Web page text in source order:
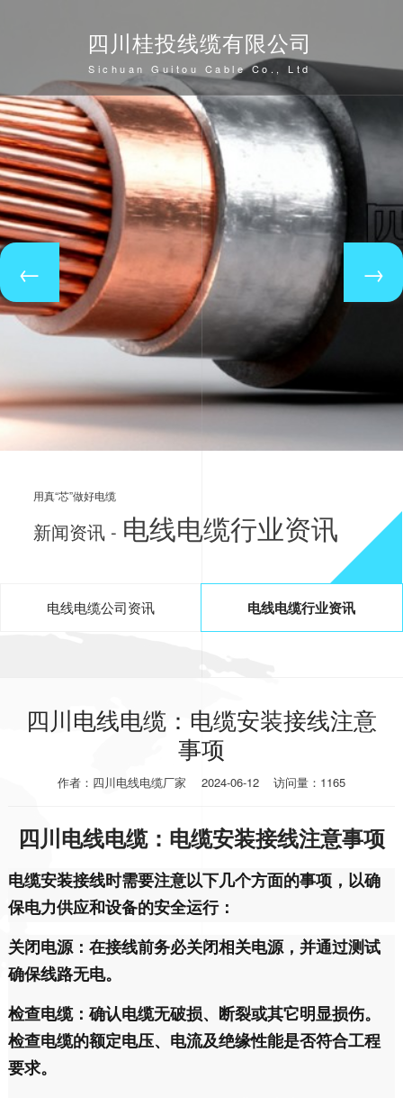
四川桂投线缆有限公司
Sichuan Guitou Cable Co., Ltd
用真“芯”做好电缆
新闻资讯 - 电线电缆行业资讯
电线电缆公司资讯 电线电缆行业资讯
四川电线电缆：电缆安装接线注意
事项
作者：四川电线电缆厂家 2024-06-12 访问量：1165
四川电线电缆：电缆安装接线注意事项
电缆安装接线时需要注意以下几个方面的事项，以确
保电力供应和设备的安全运行：
关闭电源：在接线前务必关闭相关电源，并通过测试
确保线路无电。
检查电缆：确认电缆无破损、断裂或其它明显损伤。
检查电缆的额定电压、电流及绝缘性能是否符合工程
要求。